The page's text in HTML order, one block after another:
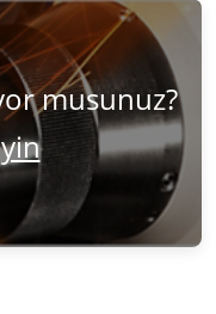
musunuz?